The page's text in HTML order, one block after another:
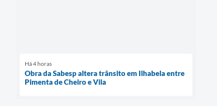
Há 4 horas
Obra da Sabesp altera trânsito em Ilhabela entre
Pimenta de Cheiro e Vila